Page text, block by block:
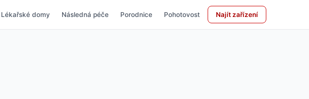
Lékařské domy Následná péče Porodnice Pohotovost Najít zařízení